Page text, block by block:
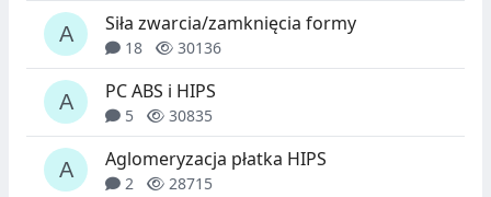
Siła zwarcia/zamknięcia formy
18 30136
PC ABS i HIPS
5 30835
Aglomeryzacja płatka HIPS
2 28715